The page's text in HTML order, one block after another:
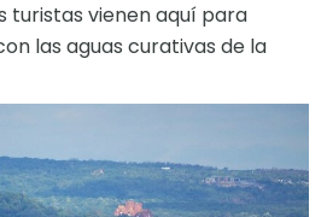
turistas vienen aquí para
las aguas curativas de la